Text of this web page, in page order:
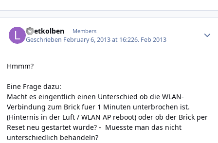
Loetkolben Members
Geschrieben February 6, 2013 at 16:226. Feb 2013
Hmmm?
Eine Frage dazu:
Macht es eingentlich einen Unterschied ob die WLAN-
Verbindung zum Brick fuer 1 Minuten unterbrochen ist.
(Hinternis in der Luft / WLAN AP reboot) oder ob der Brick per
Reset neu gestartet wurde? - Muesste man das nicht
unterschiedlich behandeln?